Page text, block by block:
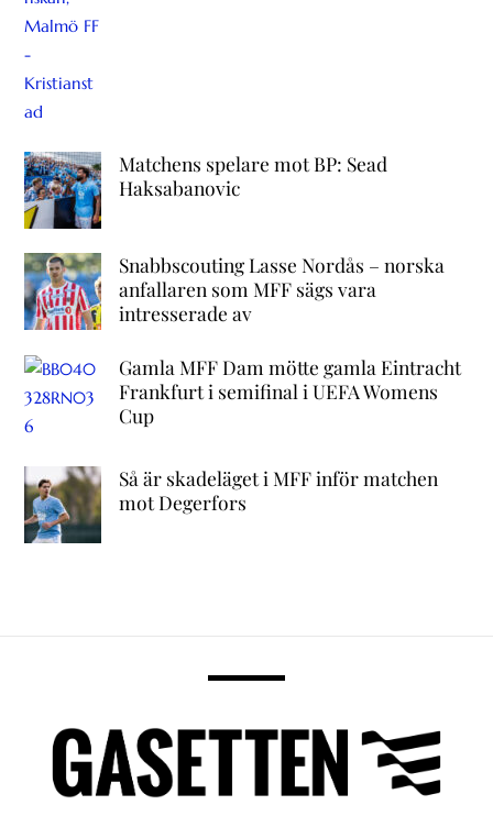
Matchens spelare mot BP: Sead
Haksabanovic
Snabbscouting Lasse Nordås – norska
anfallaren som MFF sägs vara
intresserade av
Gamla MFF Dam mötte gamla Eintracht
Frankfurt i semifinal i UEFA Womens
Cup
Så är skadeläget i MFF inför matchen
mot Degerfors